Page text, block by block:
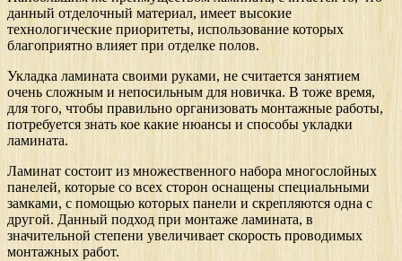
данный отделочный материал, имеет высокие
технологические приоритеты, использование которых
благоприятно влияет при отделке полов.
Укладка ламината своими руками, не считается занятием
очень сложным и непосильным для новичка. В тоже время,
для того, чтобы правильно организовать монтажные работы,
потребуется знать кое какие нюансы и способы укладки
ламината.
Ламинат состоит из множественного набора многослойных
панелей, которые со всех сторон оснащены специальными
замками, с помощью которых панели и скрепляются одна с
другой. Данный подход при монтаже ламината, в
значительной степени увеличивает скорость проводимых
монтажных работ.